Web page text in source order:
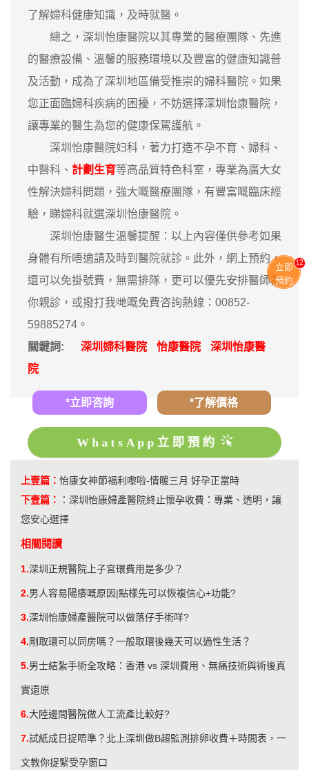
了解婦科健康知識，及時就醫。
總之，深圳怡康醫院以其專業的醫療團隊、先進
的醫療設備、溫馨的服務環境以及豐富的健康知識普
及活動，成為了深圳地區備受推崇的婦科醫院。如果
您正面臨婦科疾病的困擾，不妨選擇深圳怡康醫院，
讓專業的醫生為您的健康保駕護航。
深圳怡康醫院妇科，著力打造不孕不育、婦科、
中醫科、 計劃生育等高品質特色科室，專業為廣大女
性解決婦科問題，強大嘅醫療團隊，有豐富嘅臨床經
驗，睇婦科就選深圳怡康醫院。
深圳怡康醫生溫馨提醒：以上內容僅供參考如果
身體有所唔適請及時到醫院就診。此外，網上預約，
還可以免掛號費，無需排隊，更可以優先安排醫師為
你親診，或撥打我哋嘅免費咨詢熱線：00852-
59885274。
關鍵詞:
深圳婦科醫院 怡康醫院
深圳怡康醫
院
*立即咨詢 *了解價格
WhatsApp立即預約
上壹篇： 怡康女神節福利嚟啦-情暖三月 好孕正當時
下壹篇：
： 深圳怡康婦產醫院終止懷孕收費：專業、透明，讓
您安心選擇
相關閱讀
1.深圳正規醫院上子宮環費用是多少？
2.男人容易陽痿嘅原因|點樣先可以恢複信心+功能?
3.深圳怡康婦產醫院可以做落仔手術咩?
4.剛取環可以同房嗎？一般取環後幾天可以過性生活？
5.男士結紮手術全攻略：香港 vs 深圳費用、無痛技術與術後真
實還原
6.大陸邊間醫院做人工流產比較好?
7.試紙成日捉唔準？北上深圳做B超監測排卵收費＋時間表，一
文教你捉緊受孕窗口
立即
預約
11